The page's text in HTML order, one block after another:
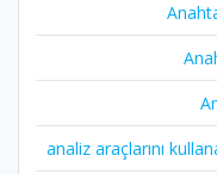
analiz araçlarını